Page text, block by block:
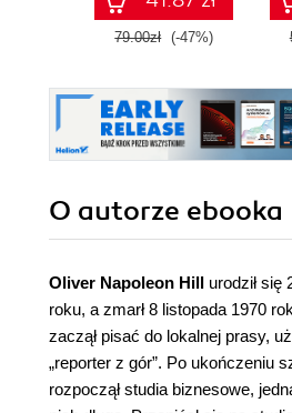
79.00zł (-47%)
O autorze ebooka
Oliver Napoleon Hill
urodził się
roku, a zmarł 8 listopada 1970
zaczął pisać do lokalnej prasy,
„reporter z gór”. Po ukończeniu
rozpoczął studia biznesowe,